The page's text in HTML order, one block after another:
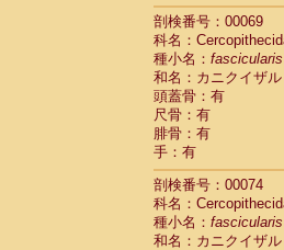
剖検番号：00069
科名：
種小名： fascicularis
和名：カニクイザル
頭蓋骨：有
尺骨：有
腓骨：有
手：有
剖検番号：00074
科名：
種小名： fascicularis
和名：カニクイザル